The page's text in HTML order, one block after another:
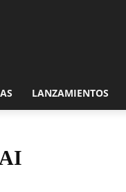
LANZAMIENTOS